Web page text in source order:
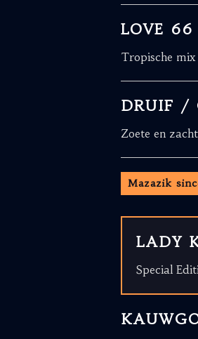
LOVE
Tropische
DRUIF /
Zoete en
Mazazik
LADY
Special